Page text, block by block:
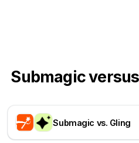
Submagic
Submagic vs. Gling